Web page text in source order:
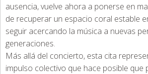
ausencia, vuelve ahora a ponerse en
de recuperar un espacio coral estable
seguir acercando la música a nuevas
generaciones.
Más allá del concierto, esta cita
impulso colectivo que hace posible que